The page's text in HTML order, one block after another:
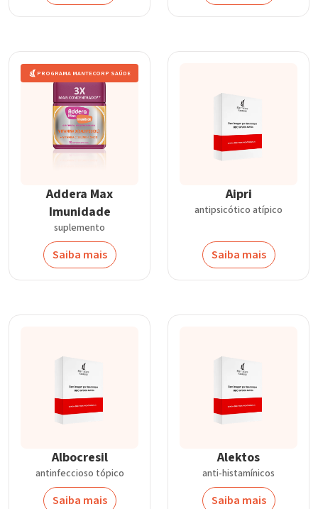
PROGRAMA MANTECORP SAÚDE
Addera Max
Imunidade
suplemento
Saiba mais
Aipri
antipsicótico atípico
Saiba mais
Albocresil
antinfeccioso tópico
Saiba mais
Alektos
anti-histamínicos
Saiba mais